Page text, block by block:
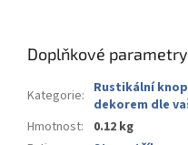
Doplňkové parametry
Kategorie: Rustikální
dekorem dle
Hmotnost:
0.12 kg